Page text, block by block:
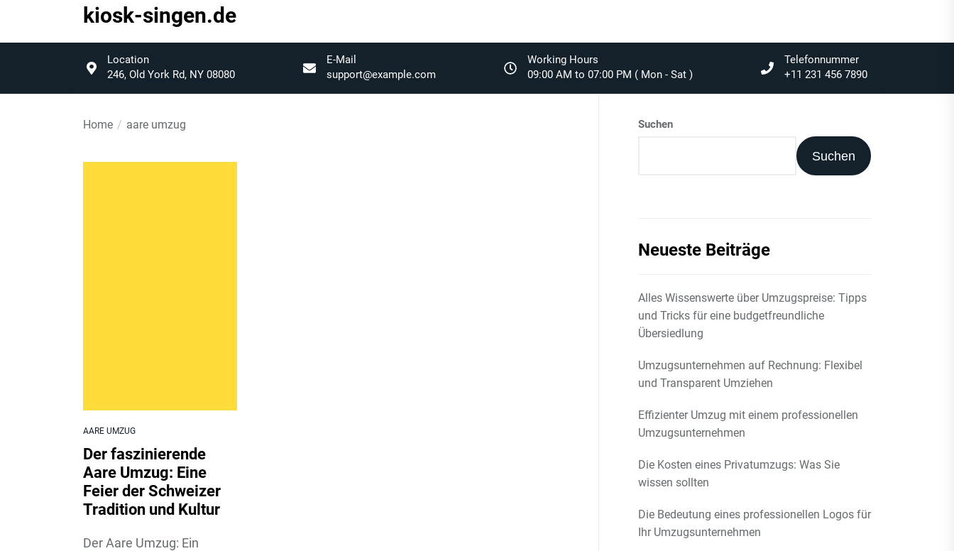
kiosk-
kiosk-singen.de
Location
246, Old York Rd, NY 08080
E-Mail
support@example.com
Working Hours
09:00 AM to 07:00 PM ( Mon - Sat )
Telefonnummer
+11 231 456 7890
Home aare umzug
AARE UMZUG
Der faszinierende
Aare Umzug: Eine
Feier der Schweizer
Tradition und Kultur
Der Aare Umzug: Ein
Suchen
Suchen
Neueste Beiträge
Alles Wissenswerte über Umzugspreise: Tipps
und Tricks für eine budgetfreundliche
Übersiedlung
Umzugsunternehmen auf Rechnung: Flexibel
und Transparent Umziehen
Effizienter Umzug mit einem professionellen
Umzugsunternehmen
Die Kosten eines Privatumzugs: Was Sie
wissen sollten
Die Bedeutung eines professionellen Logos für
Ihr Umzugsunternehmen